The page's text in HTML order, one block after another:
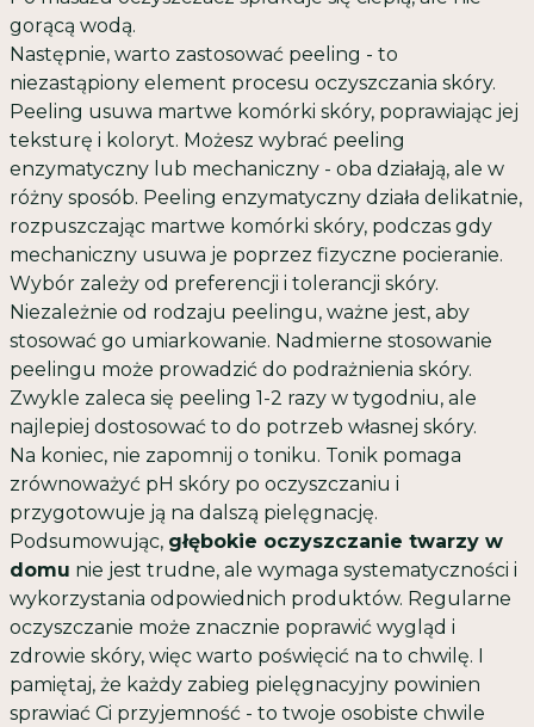
gorącą wodą.
Następnie, warto zastosować peeling - to
niezastąpiony element procesu oczyszczania skóry.
Peeling usuwa martwe komórki skóry, poprawiając jej
teksturę i koloryt. Możesz wybrać peeling
enzymatyczny lub mechaniczny - oba działają, ale w
różny sposób. Peeling enzymatyczny działa delikatnie,
rozpuszczając martwe komórki skóry, podczas gdy
mechaniczny usuwa je poprzez fizyczne pocieranie.
Wybór zależy od preferencji i tolerancji skóry.
Niezależnie od rodzaju peelingu, ważne jest, aby
stosować go umiarkowanie. Nadmierne stosowanie
peelingu może prowadzić do podrażnienia skóry.
Zwykle zaleca się peeling 1-2 razy w tygodniu, ale
najlepiej dostosować to do potrzeb własnej skóry.
Na koniec, nie zapomnij o toniku. Tonik pomaga
zrównoważyć pH skóry po oczyszczaniu i
przygotowuje ją na dalszą pielęgnację.
Podsumowując, głębokie oczyszczanie twarzy w
domu nie jest trudne, ale wymaga systematyczności i
wykorzystania odpowiednich produktów. Regularne
oczyszczanie może znacznie poprawić wygląd i
zdrowie skóry, więc warto poświęcić na to chwilę. I
pamiętaj, że każdy zabieg pielęgnacyjny powinien
sprawiać Ci przyjemność - to twoje osobiste chwile